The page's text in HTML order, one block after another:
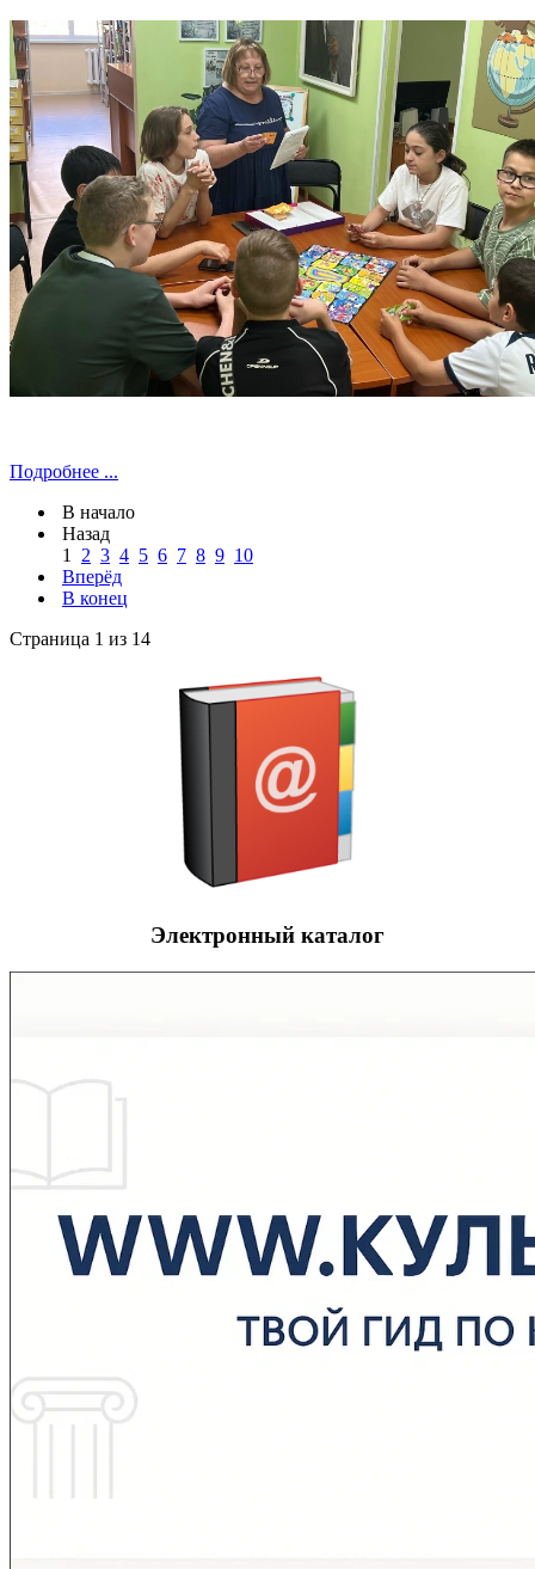
Подробнее ...
В начало
Назад
1
2 3 4 5 6 7 8 9 10
Вперёд
В конец
Страница 1 из 14
Электронный каталог